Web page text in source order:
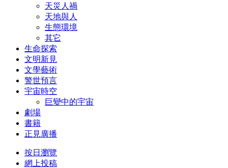
天災人禍
天地與人
生態環境
其它
生命探索
文明新見
文學藝術
警世預言
宇宙時空
巨變中的宇宙
劇場
書籍
正見廣播
按日瀏覽
網上投稿